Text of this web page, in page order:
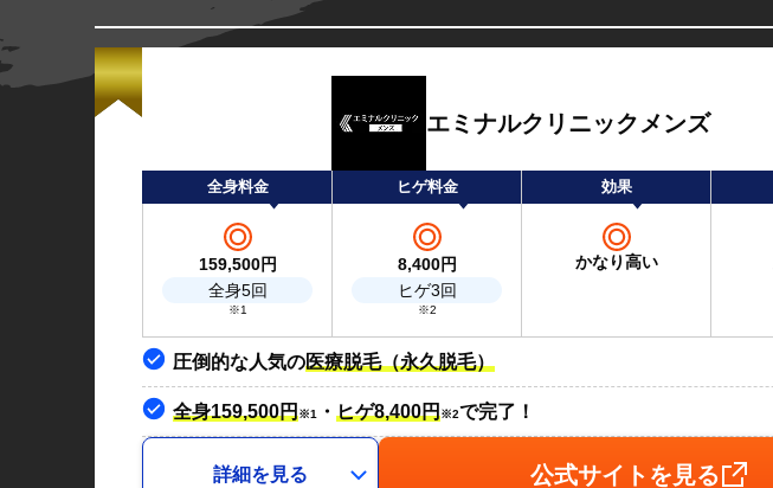
エミナルクリニックメンズ
全身料金 ヒゲ料金 効果
159,500円
全身5回
※1
8,400円
ヒゲ3回
※2
かなり高い
圧倒的な人気の医療脱毛（永久脱毛）
全身159,500円※1 ・ ヒゲ8,400円※2で完了！
詳細を見る 公式サイトを見る